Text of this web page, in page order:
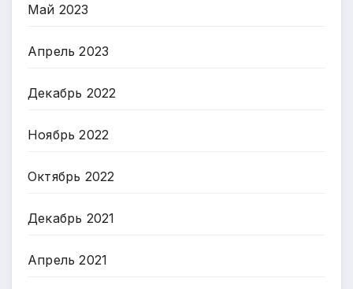
Май 2023
Апрель 2023
Декабрь 2022
Ноябрь 2022
Октябрь 2022
Декабрь 2021
Апрель 2021